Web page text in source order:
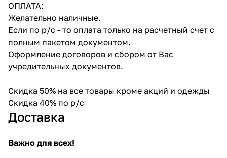
ОПЛАТА:
Желательно наличные.
Если по р/с - то оплата только на расчетный счет с
полным пакетом документом.
Оформление договоров и сбором от Вас
учредительных документов.
Скидка 50% на все товары кроме акций и одежды
Скидка 40% по р/с
Доставка
Важно для всех!